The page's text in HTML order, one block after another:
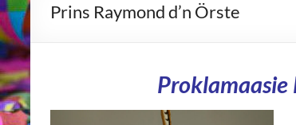
Prins Raymond d’n Örste
Proklamaasie